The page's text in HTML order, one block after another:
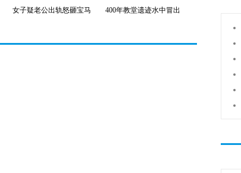
女子疑老公出轨怒砸宝马 400年教堂遗迹水中冒出